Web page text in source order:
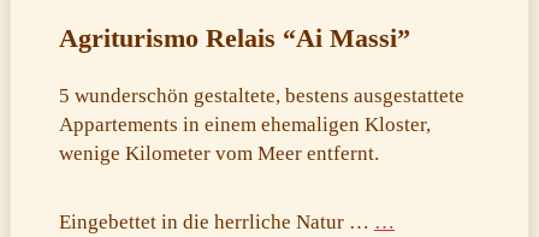
Agriturismo Relais “Ai Massi”
5 wunderschön gestaltete, bestens ausgestattete
Appartements in einem ehemaligen Kloster,
wenige Kilometer vom Meer entfernt.
Eingebettet in die herrliche Natur … …